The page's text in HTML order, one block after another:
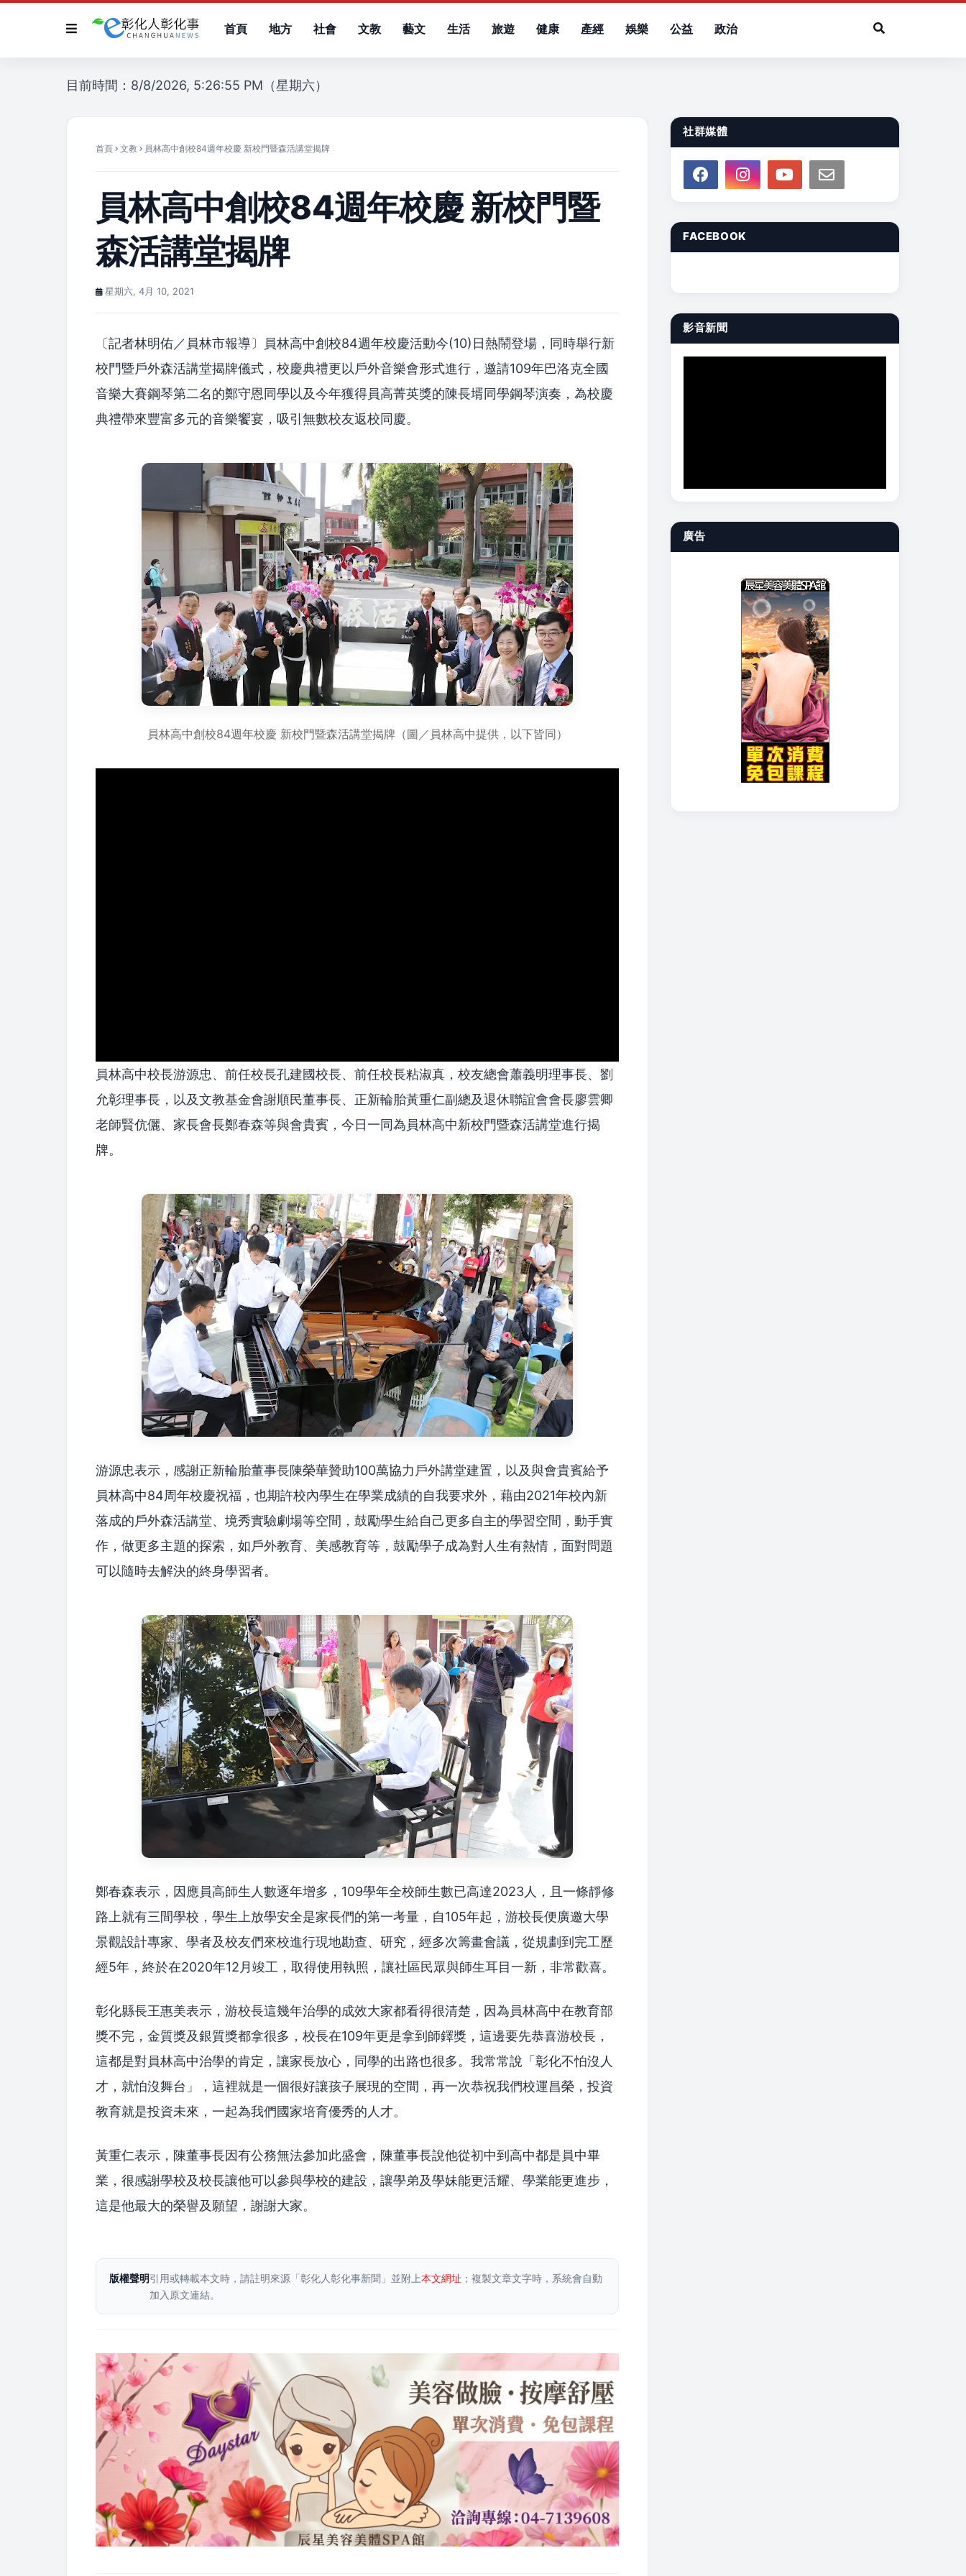
首頁 地方 社會 文教 藝文 生活 旅遊 健康 產經 娛樂 公益 政治
目前時間：8/8/2026, 5:26:55 PM（星期六）
首頁 文教 員林高中創校84週年校慶 新校門暨森活講堂揭牌
員林高中創校84週年校慶 新校門暨
森活講堂揭牌
星期六, 4月 10, 2021
〔記者林明佑／員林市報導〕員林高中創校84週年校慶活動今(10)日熱鬧登場，同時舉行新
校門暨戶外森活講堂揭牌儀式，校慶典禮更以戶外音樂會形式進行，邀請109年巴洛克全國
音樂大賽鋼琴第二名的鄭守恩同學以及今年獲得員高菁英獎的陳長壻同學鋼琴演奏，為校慶
典禮帶來豐富多元的音樂饗宴，吸引無數校友返校同慶。
員林高中創校84週年校慶 新校門暨森活講堂揭牌（圖／員林高中提供，以下皆同）
員林高中校長游源忠、前任校長孔建國校長、前任校長粘淑真，校友總會蕭義明理事長、劉
允彰理事長，以及文教基金會謝順民董事長、正新輪胎黃重仁副總及退休聯誼會會長廖雲卿
老師賢伉儷、家長會長鄭春森等與會貴賓，今日一同為員林高中新校門暨森活講堂進行揭
牌。
游源忠表示，感謝正新輪胎董事長陳榮華贊助100萬協力戶外講堂建置，以及與會貴賓給予
員林高中84周年校慶祝福，也期許校內學生在學業成績的自我要求外，藉由2021年校內新
落成的戶外森活講堂、境秀實驗劇場等空間，鼓勵學生給自己更多自主的學習空間，動手實
作，做更多主題的探索，如戶外教育、美感教育等，鼓勵學子成為對人生有熱情，面對問題
可以隨時去解決的終身學習者。
鄭春森表示，因應員高師生人數逐年增多，109學年全校師生數已高達2023人，且一條靜修
路上就有三間學校，學生上放學安全是家長們的第一考量，自105年起，游校長便廣邀大學
景觀設計專家、學者及校友們來校進行現地勘查、研究，經多次籌畫會議，從規劃到完工歷
經5年，終於在2020年12月竣工，取得使用執照，讓社區民眾與師生耳目一新，非常歡喜。
彰化縣長王惠美表示，游校長這幾年治學的成效大家都看得很清楚，因為員林高中在教育部
獎不完，金質獎及銀質獎都拿很多，校長在109年更是拿到師鐸獎，這邊要先恭喜游校長，
這都是對員林高中治學的肯定，讓家長放心，同學的出路也很多。我常常說「彰化不怕沒人
才，就怕沒舞台」，這裡就是一個很好讓孩子展現的空間，再一次恭祝我們校運昌榮，投資
教育就是投資未來，一起為我們國家培育優秀的人才。
黃重仁表示，陳董事長因有公務無法參加此盛會，陳董事長說他從初中到高中都是員中畢
業，很感謝學校及校長讓他可以參與學校的建設，讓學弟及學妹能更活耀、學業能更進步，
這是他最大的榮譽及願望，謝謝大家。
版權聲明引用或轉載本文時，請註明來源「彰化人彰化事新聞」並附上本文網址 ；複製文章文字時，系統會自動
加入原文連結。
社群媒體
FACEBOOK
影音新聞
廣告